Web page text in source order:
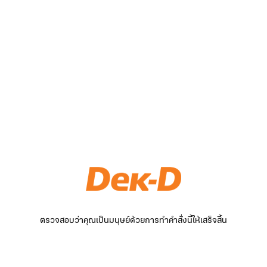
ตรวจสอบว่าคุณเป็นมนุษย์ด้วยการทำคำสั่งนี้ให้เสร็จสิ้น